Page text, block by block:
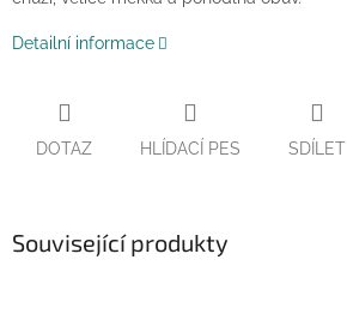
Detailní informace
DOTAZ HLÍDACÍ PES SDÍLET
Související produkty